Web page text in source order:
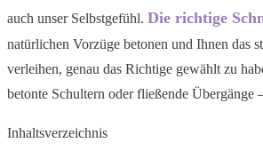
auch unser Selbstgefühl. Die richtige
natürlichen Vorzüge betonen und Ihnen das
verleihen, genau das Richtige gewählt zu
betonte Schultern oder fließende Übergänge
Inhaltsverzeichnis